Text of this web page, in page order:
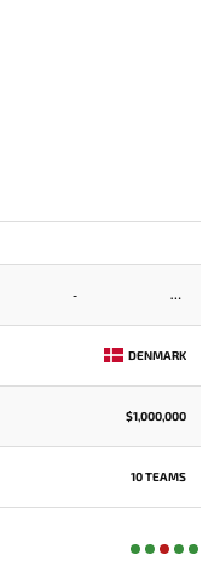
-
DENMARK
$1,000,000
10 TEAMS